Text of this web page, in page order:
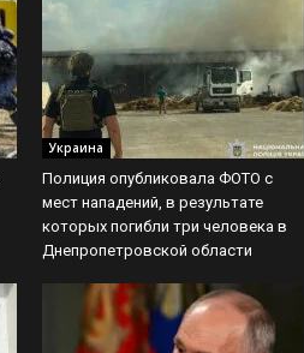
Украина
Полиция опубликовала ФОТО с
мест нападений, в результате
которых погибли три человека в
Днепропетровской области